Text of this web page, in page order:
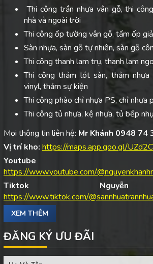
Thi công trần nhựa vân gỗ, thi
nhà và ngoài trời
Thi công ốp tường vân gỗ, tấm ốp
Sàn nhựa, sàn gỗ tự nhiên, sàn gỗ
Thi công thanh lam trụ, thanh lam
Thi công thảm lót sàn, thảm nhựa
vinyl, thảm sự kiện
Thi công phào chỉ nhựa PS, chỉ nhựa
Thi công tủ nhựa, kệ nhựa, tủ bếp
Mọi thông tin liên hệ: Mr Khánh 0948 74
Vị trí kho: https://maps.app.goo.gl/
Youtube
https://www.youtube.com/
Tiktok Nguyễn
https://www.tiktok.com/
XEM THÊM
ĐĂNG KÝ ƯU ĐÃI